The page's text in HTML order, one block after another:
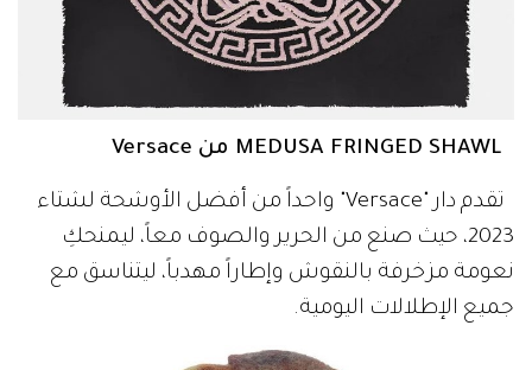
تقدم دار "Versace" واحداً من أفضل الأوشحة لشتاء
2023، حيث صنع من الحرير والصوف معاً، ليمنحكِ
نعومة مزخرفة بالنقوش وإطاراً مهدباً، ليتناسق مع
جميع الإطلالات اليومية.